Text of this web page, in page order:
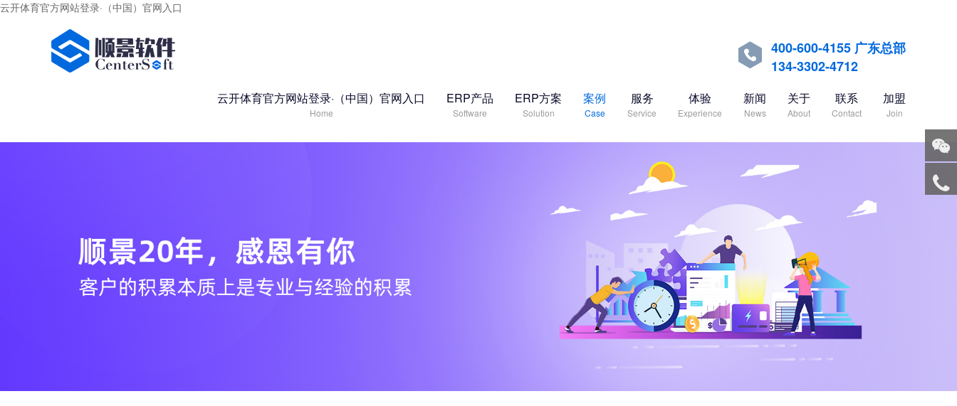
云开体育官方网站登录·（中国）官网入口

400-600-4155 广东总部
134-3302-4712
云开体育官方网站登录·（中国）官网入口
Home
ERP产品
Software
ERP方案
Solution
案例
Case
服务
Service
体验
Experience
新闻
News
关于
About
联系
Contact
加盟
Join
微信